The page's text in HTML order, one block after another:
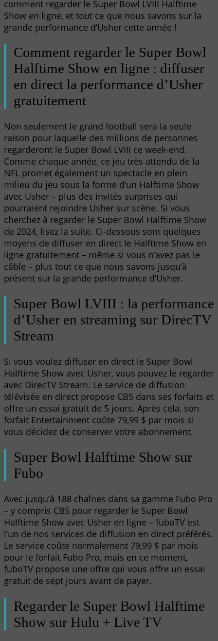
comment regarder le Super Bowl LVIII Halftime
Show en ligne, et tout ce que nous savons sur la
grande performance d’Usher cette année !
Comment regarder le Super Bowl
Halftime Show en ligne : diffuser
en direct la performance d’Usher
gratuitement
Non seulement le grand football sera la seule
raison pour laquelle des millions de personnes
regarderont le Super Bowl LVIII ce week-end.
Comme chaque année, ce jeu très attendu de la
NFL promet également un spectacle en plein
milieu du jeu sous la forme d’un Halftime Show
avec Usher – plus des invités surprises qui
pourraient rejoindre Usher sur scène. Si vous
cherchez à regarder le Super Bowl Halftime Show
de 2024, lisez la suite. Ci-dessous sont quelques
moyens de diffuser en direct le Halftime Show en
ligne gratuitement – même si vous n’avez pas le
câble – plus tout ce que nous savons jusqu’à
présent sur la grande performance d’Usher.
Super Bowl LVIII : la performance
d’Usher en streaming sur DirecTV
Stream
Si vous voulez diffuser en direct le Super Bowl
Halftime Show avec Usher, vous pouvez le regarder
avec DirecTV Stream. Le service de diffusion
télévisée en direct propose CBS dans ses forfaits et
offre un essai gratuit de 5 jours. Après cela, son
forfait Entertainment coûte 79,99 $ par mois si
vous décidez de conserver votre abonnement.
Super Bowl Halftime Show sur
Fubo
Avec jusqu’à 188 chaînes dans sa gamme Fubo Pro
– y compris CBS pour regarder le Super Bowl
Halftime Show avec Usher en ligne – fuboTV est
l’un de nos services de diffusion en direct préférés.
Le service coûte normalement 79,99 $ par mois
pour le forfait Fubo Pro, mais en ce moment,
fuboTV propose une offre qui vous offre un essai
gratuit de sept jours avant de payer.
Regarder le Super Bowl Halftime
Show sur Hulu + Live TV